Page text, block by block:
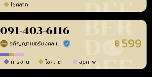
โชคลาภ
091-403-6116
อภิญญาเบอร์มงคล เบอร์สวยเลขศาสตร์ ร้านยืนยันแล้ว ฿ 599
การงาน โชคลาภ สุขภาพ